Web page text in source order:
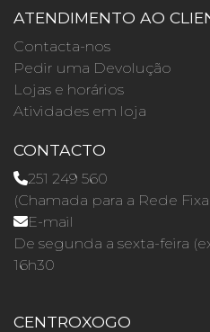
ATENDIMENTO AO
Contacta-nos
Pedir uma Devolução
Lojas e horários
Atividades em loja
CONTACTO
251 249 560
(Chamada para a Rede
E-mail
De segunda a sexta-feira
16h30
CENTROXOGO